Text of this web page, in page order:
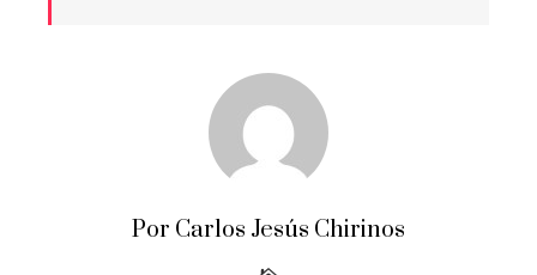
Por Carlos Jesús Chirinos